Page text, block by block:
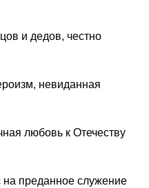
и дедов, честно
невиданная
любовь к Отечеству
на преданное служение